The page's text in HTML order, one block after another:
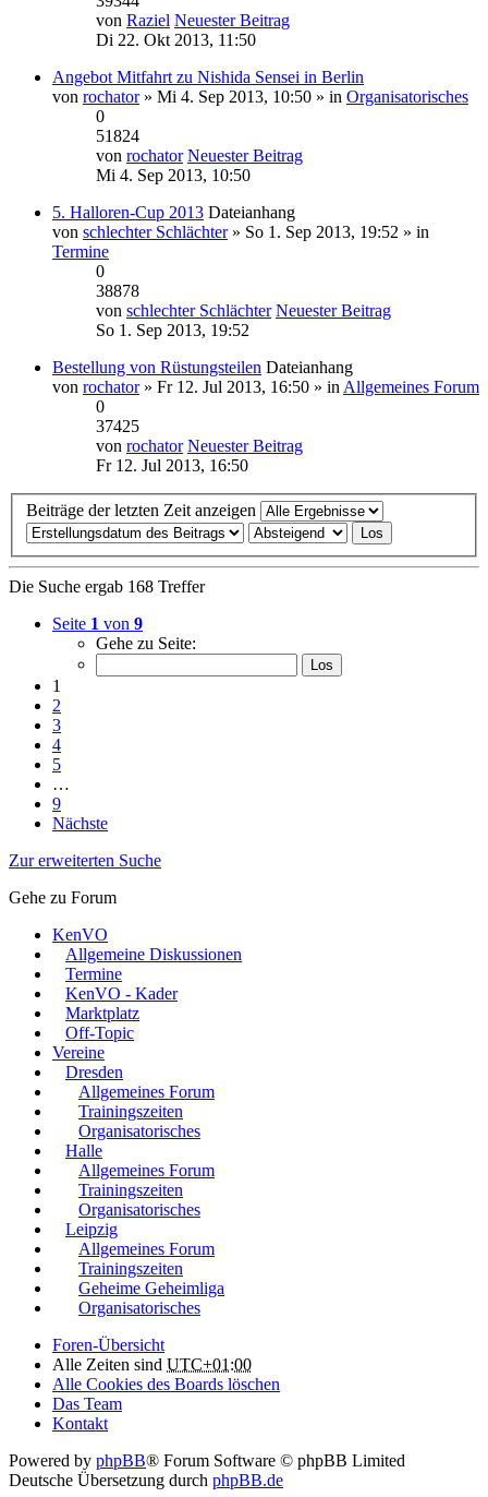
von Raziel Neuester Beitrag
Di 22. Okt 2013, 11:50
Angebot Mitfahrt zu Nishida Sensei in Berlin
von rochator» Mi 4. Sep 2013, 10:50 » in Organisatorisches
0
51824
von rochator Neuester Beitrag
Mi 4. Sep 2013, 10:50
5. Halloren-Cup 2013 Dateianhang
von schlechter Schlächter» So 1. Sep 2013, 19:52 » in
Termine
0
38878
von schlechter Schlächter Neuester Beitrag
So 1. Sep 2013, 19:52
Bestellung von Rüstungsteilen Dateianhang
von rochator» Fr 12. Jul 2013, 16:50 » in Allgemeines Forum
0
37425
von rochator Neuester Beitrag
Fr 12. Jul 2013, 16:50
Beiträge der letzten Zeit anzeigen
Die Suche ergab 168 Treffer
Seite 1 von 9
Gehe zu Seite:
1
2
3
4
5
…
9
Nächste
Zur erweiterten Suche
Gehe zu Forum
KenVO
Allgemeine Diskussionen
Termine
KenVO - Kader
Marktplatz
Off-Topic
Vereine
Dresden
Allgemeines Forum
Trainingszeiten
Organisatorisches
Halle
Allgemeines Forum
Trainingszeiten
Organisatorisches
Leipzig
Allgemeines Forum
Trainingszeiten
Geheime Geheimliga
Organisatorisches
Foren-Übersicht
Alle Zeiten sind UTC+01:00
Alle Cookies des Boards löschen
Das Team
Kontakt
Powered by phpBB® Forum Software © phpBB Limited
Deutsche Übersetzung durch phpBB.de